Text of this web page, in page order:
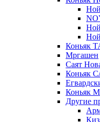
Коньяк
Мргашен
Саят
Коньяк
Коньяк
Другие